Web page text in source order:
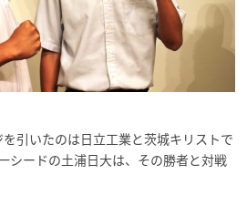
引いたのは日立工業と茨城キリストで
シードの土浦日大は、その勝者と対戦